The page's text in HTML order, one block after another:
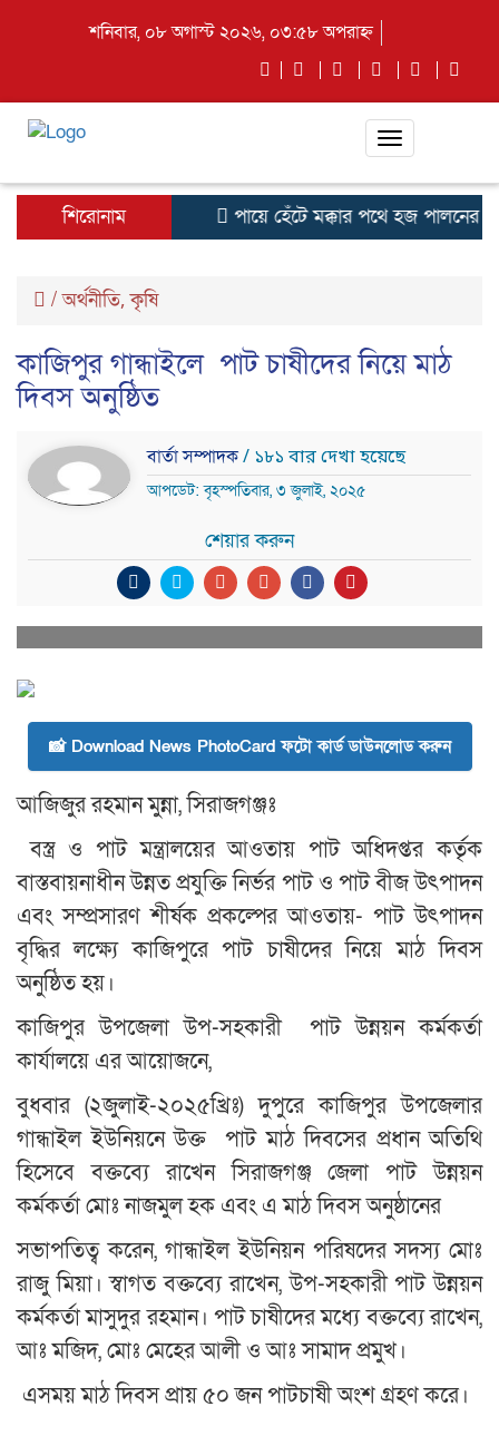
শনিবার, ০৮ অগাস্ট ২০২৬, ০৩:৫৮ অপরাহ্ন
Toggle
শিরোনাম
পায়ে হেঁটে মক্কার পথে হজ পালনের
/অর্থনীতি,কৃষি
কাজিপুর গান্ধাইলে পাট চাষীদের নিয়ে মাঠ
দিবস অনুষ্ঠিত
বার্তা সম্পাদক/ ১৮১ বার দেখা হয়েছে
আপডেট: বৃহস্পতিবার, ৩ জুলাই, ২০২৫
শেয়ার করুন
📸 Download News PhotoCard ফটো কার্ড ডাউনলোড করুন
আজিজুর রহমান মুন্না, সিরাজগঞ্জঃ
বস্ত্র ও পাট মন্ত্রালয়ের আওতায় পাট অধিদপ্তর কর্তৃক
বাস্তবায়নাধীন উন্নত প্রযুক্তি নির্ভর পাট ও পাট বীজ উৎপাদন
এবং সম্প্রসারণ শীর্ষক প্রকল্পের আওতায়- পাট উৎপাদন
বৃদ্ধির লক্ষ্যে কাজিপুরে পাট চাষীদের নিয়ে মাঠ দিবস
অনুষ্ঠিত হয়।
কাজিপুর উপজেলা উপ-সহকারী পাট উন্নয়ন কর্মকর্তা
কার্যালয়ে এর আয়োজনে,
বুধবার (২জুলাই-২০২৫খ্রিঃ) দুপুরে কাজিপুর উপজেলার
গান্ধাইল ইউনিয়নে উক্ত পাট মাঠ দিবসের প্রধান অতিথি
হিসেবে বক্তব্যে রাখেন সিরাজগঞ্জ জেলা পাট উন্নয়ন
কর্মকর্তা মোঃ নাজমুল হক এবং এ মাঠ দিবস অনুষ্ঠানের
সভাপতিত্ব করেন, গান্ধাইল ইউনিয়ন পরিষদের সদস্য মোঃ
রাজু মিয়া। স্বাগত বক্তব্যে রাখেন, উপ-সহকারী পাট উন্নয়ন
কর্মকর্তা মাসুদুর রহমান। পাট চাষীদের মধ্যে বক্তব্যে রাখেন,
আঃ মজিদ, মোঃ মেহের আলী ও আঃ সামাদ প্রমুখ।
এসময় মাঠ দিবস প্রায় ৫০ জন পাটচাষী অংশ গ্রহণ করে।